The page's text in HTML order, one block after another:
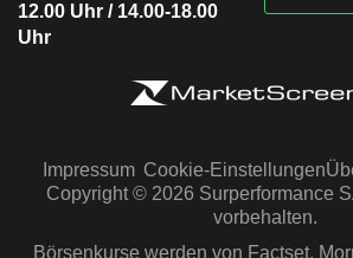
12.00 Uhr / 14.00-18.00
Uhr
Impressum Cookie-Einstellungen
Copyright © 2026 Surperformance
vorbehalten.
Börsenkurse werden von Factset,